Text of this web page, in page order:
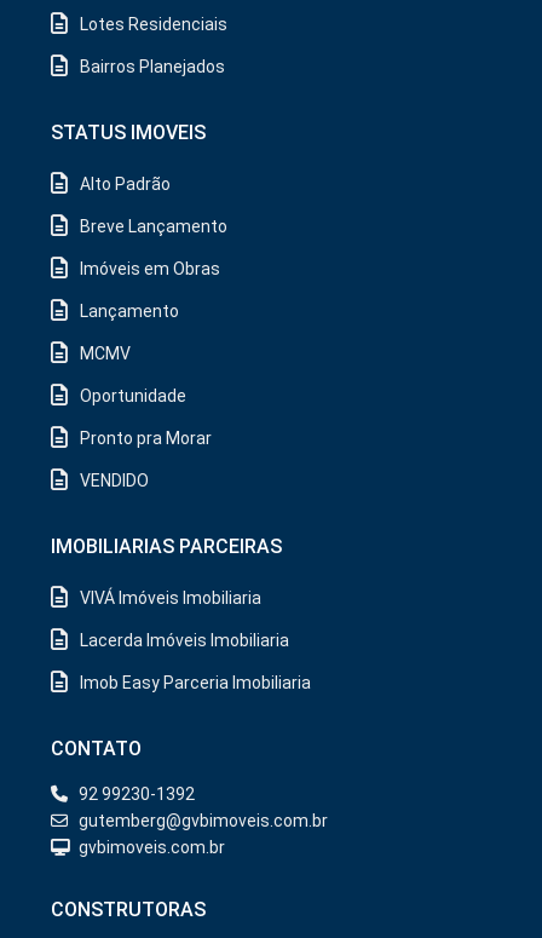
Lotes Residenciais
Bairros Planejados
STATUS IMOVEIS
Alto Padrão
Breve Lançamento
Imóveis em Obras
Lançamento
MCMV
Oportunidade
Pronto pra Morar
VENDIDO
IMOBILIARIAS PARCEIRAS
VIVÁ Imóveis Imobiliaria
Lacerda Imóveis Imobiliaria
Imob Easy Parceria Imobiliaria
CONTATO
92 99230-1392
gutemberg@gvbimoveis.com.br
gvbimoveis.com.br
CONSTRUTORAS